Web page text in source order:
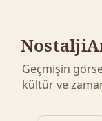
Geçmişin
kültür ve